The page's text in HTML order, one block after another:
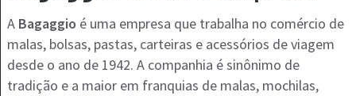
A Bagaggio é uma empresa que trabalha no comércio de
malas, bolsas, pastas, carteiras e acessórios de viagem
desde o ano de 1942. A companhia é sinônimo de
tradição e a maior em franquias de malas, mochilas,